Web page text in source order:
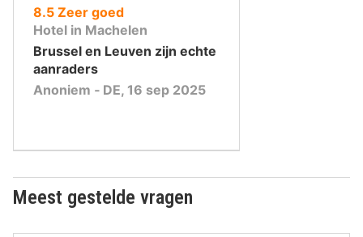
8.5uit
10
,
Zeer goed
Hotel in Machelen
Brussel en Leuven zijn echte
aanraders
Anoniem ‐ DE, 16 sep 2025
Meest gestelde vragen